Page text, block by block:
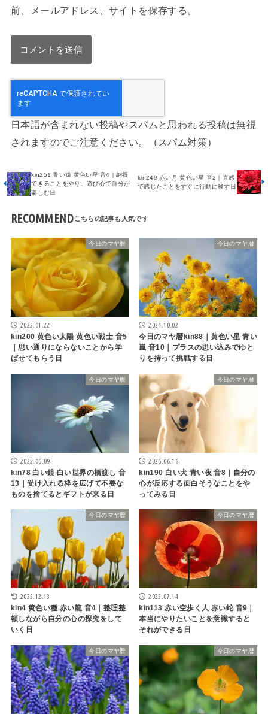
前、メールアドレス、サイトを保存する。
日本語が含まれない投稿やスパムと思われる投稿は無視
されますのでご注意ください。（スパム対策）
kin251 青い猿 黄色い星 音4｜納得
できることをやり、遊び心で自分が
楽しむ日
kin249 赤い月 黄色い星 音2｜直感
で感じたことをすぐに行動に移す日
RECOMMEND
今日のマヤ暦
2025.01.22
kin200 黄色い太陽 黄色い戦士 音5
｜思い通りにならないことから学
ばせてもらう日
今日のマヤ暦
2024.10.02
今日のマヤ暦kin88｜黄色い星 青い
嵐 音10｜プラスの思い込みでゆと
りを持って挑戦する日
今日のマヤ暦
2025.06.09
kin78 白い鏡 白い世界の橋渡し 音
13｜受け入れる枠を広げて不要な
ものを捨てるとギフトが来る日
今日のマヤ暦
2026.06.16
kin190 白い犬 青い夜 音8｜自分の
心が反応する面白そうなことをや
ってみる日
今日のマヤ暦
2025.12.13
kin4 黄色い種 赤い龍 音4｜整理整
頓しながら自分の心の探究をして
いく日
今日のマヤ暦
2025.07.14
kin113 赤い空歩く人 赤い蛇 音9｜
本当にやりたいことを意識すると
それができる日
今日のマヤ暦 今日のマヤ暦